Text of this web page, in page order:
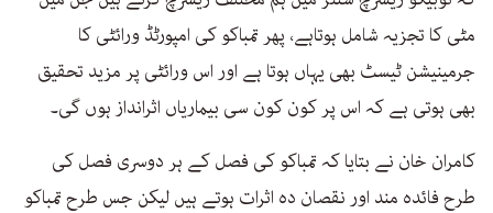
مٹی کا تجزیہ شامل ہوتاہے، پھر تمباکو کی امپورٹڈ ورائٹی کا
جرمینیشن ٹیسٹ بھی یہاں ہوتا ہے اور اس ورائٹی پر مزید تحقیق
بھی ہوتی ہے کہ اس پر کون کون سی بیماریاں اثرانداز ہوں گی۔
کامران خان نے بتایا کہ تمباکو کی فصل کے ہر دوسری فصل کی
طرح فائدہ مند اور نقصان دہ اثرات ہوتے ہیں لیکن جس طرح تمباکو